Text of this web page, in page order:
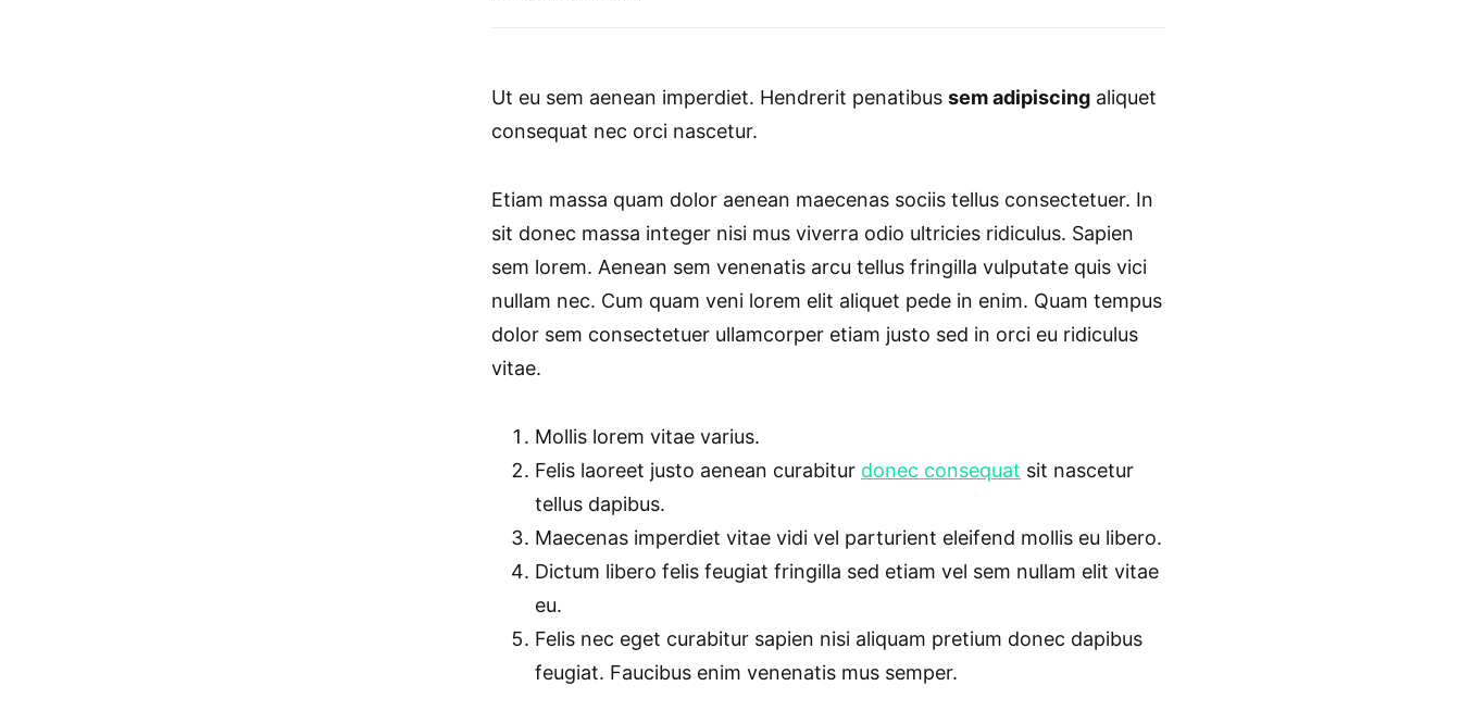
Ut eu sem aenean imperdiet. Hendrerit penatibus sem adipiscing aliquet
consequat nec orci nascetur.
Etiam massa quam dolor aenean maecenas sociis tellus consectetuer. In
sit donec massa integer nisi mus viverra odio ultricies ridiculus. Sapien
sem lorem. Aenean sem venenatis arcu tellus fringilla vulputate quis vici
nullam nec. Cum quam veni lorem elit aliquet pede in enim. Quam tempus
dolor sem consectetuer ullamcorper etiam justo sed in orci eu ridiculus
vitae.
Mollis lorem vitae varius.
Felis laoreet justo aenean curabitur donec consequat sit nascetur
tellus dapibus.
Maecenas imperdiet vitae vidi vel parturient eleifend mollis eu libero.
Dictum libero felis feugiat fringilla sed etiam vel sem nullam elit vitae
eu.
Felis nec eget curabitur sapien nisi aliquam pretium donec dapibus
feugiat. Faucibus enim venenatis mus semper.